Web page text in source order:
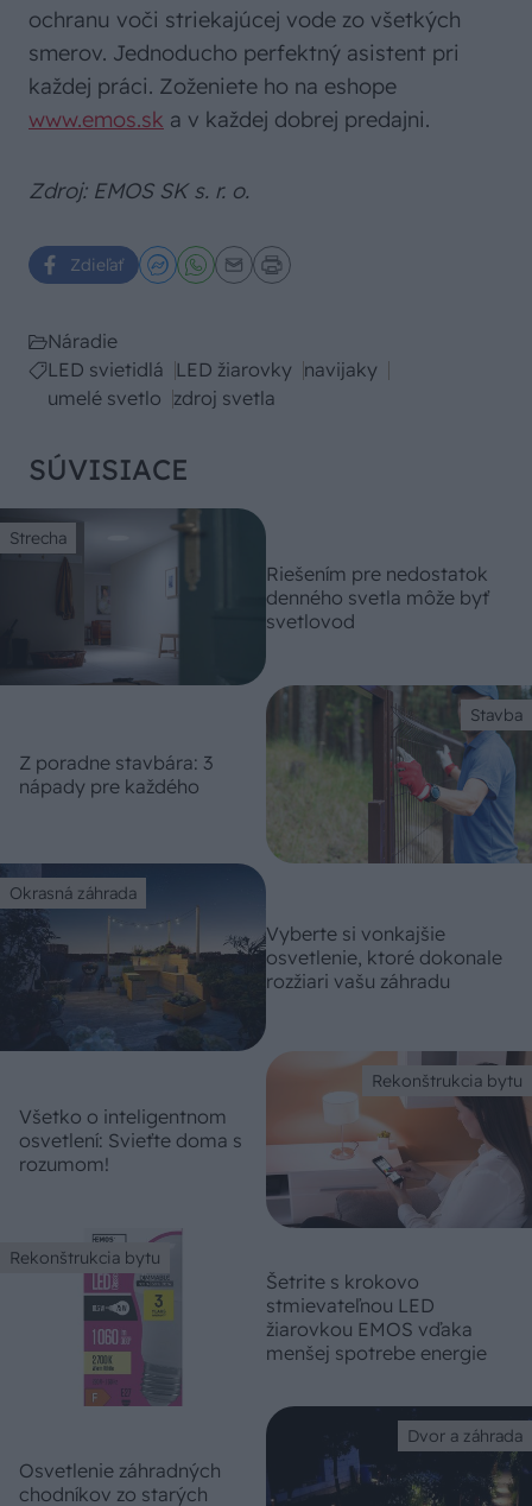
ochranu voči striekajúcej vode zo všetkých
smerov. Jednoducho perfektný asistent pri
každej práci. Zoženiete ho na eshope
www.emos.sk a v každej dobrej predajni.
Zdroj: EMOS SK s. r. o.
Zdieľať
Náradie
LED svietidlá
LED žiarovky navijaky
umelé svetlo zdroj svetla
SÚVISIACE
Strecha
Riešením pre nedostatok
denného svetla môže byť
svetlovod
Stavba
Z poradne stavbára: 3
nápady pre každého
Okrasná záhrada
Vyberte si vonkajšie
osvetlenie, ktoré dokonale
rozžiari vašu záhradu
Rekonštrukcia bytu
Všetko o inteligentnom
osvetlení: Svieťte doma s
rozumom!
Rekonštrukcia bytu
Šetrite s krokovo
stmievateľnou LED
žiarovkou EMOS vďaka
menšej spotrebe energie
Dvor a záhrada
Osvetlenie záhradných
chodníkov zo starých